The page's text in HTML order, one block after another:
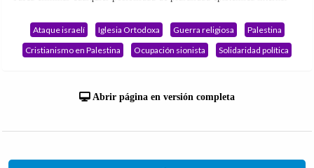
Ataque israelí Iglesia Ortodoxa Guerra religiosa
Palestina
Cristianismo en Palestina
Ocupación sionista Solidaridad política
Abrir página en versión completa